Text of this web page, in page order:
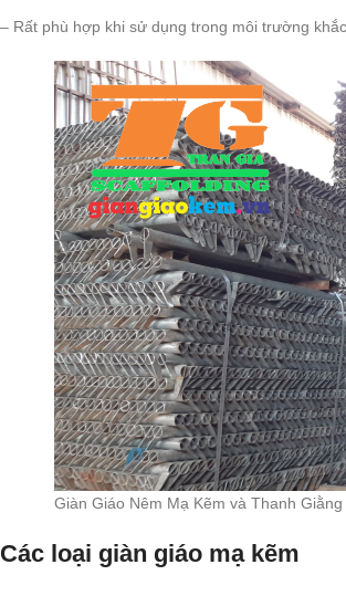
– Rất phù hợp khi sử dụng trong môi trường
Giàn Giáo Nêm Mạ Kẽm và Thanh
Các loại giàn giáo mạ kẽm